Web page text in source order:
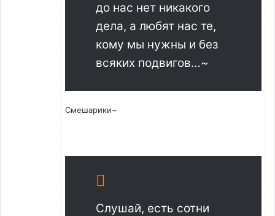
до нас нет никакого
дела, а любят нас те,
кому мы нужны и без
всяких подвигов…~
Смешарики~
Слушай, есть сотни